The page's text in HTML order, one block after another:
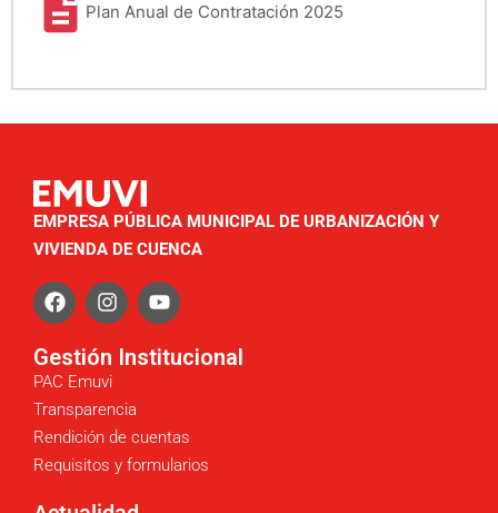
Plan Anual de Contratación 2025
EMPRESA PÚBLICA MUNICIPAL DE URBANIZACIÓN Y
VIVIENDA DE CUENCA
Gestión Institucional
PAC Emuvi
Transparencia
Rendición de cuentas
Requisitos y formularios